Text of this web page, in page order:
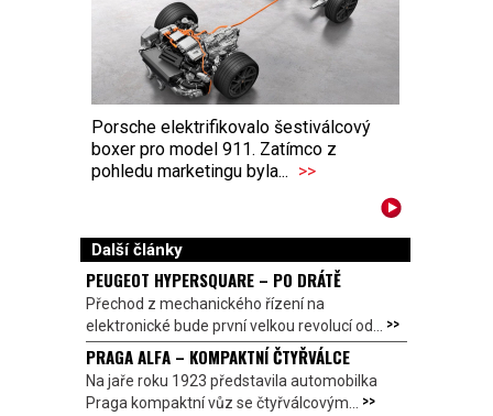
Porsche elektrifikovalo šestiválcový
boxer pro model 911. Zatímco z
pohledu marketingu byla... >>
Další články
PEUGEOT HYPERSQUARE – PO DRÁTĚ
Přechod z mechanického řízení na
elektronické bude první velkou revolucí od... >>
PRAGA ALFA – KOMPAKTNÍ ČTYŘVÁLCE
Na jaře roku 1923 představila automobilka
Praga kompaktní vůz se čtyřválcovým... >>